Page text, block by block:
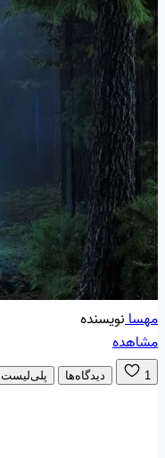
مهسانویسنده
مشاهده
1 دیدگاه‌ها پلی‌لیست